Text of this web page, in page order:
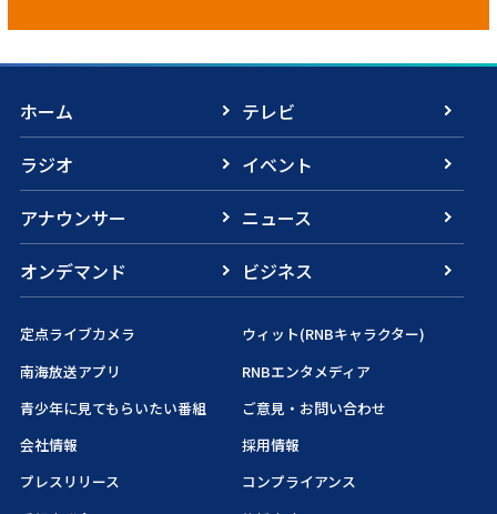
ホーム
テレビ
ラジオ
イベント
アナウンサー
ニュース
オンデマンド
ビジネス
定点ライブカメラ
ウィット(RNBキャラクター)
南海放送アプリ
RNBエンタメディア
青少年に見てもらいたい番組
ご意見・お問い合わせ
会社情報
採用情報
プレスリリース
コンプライアンス